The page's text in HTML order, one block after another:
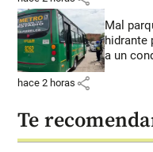
Mal
hidrante
a un
hace 2 horas share
Te